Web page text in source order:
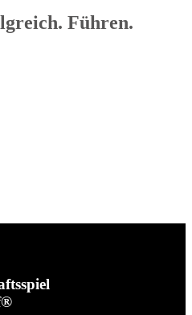
Führen.